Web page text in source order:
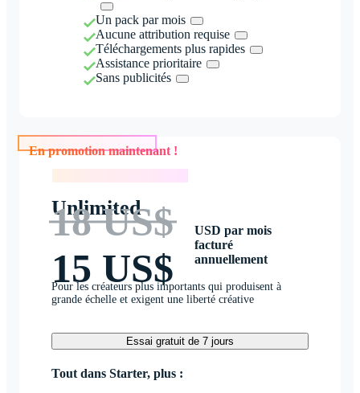
Un pack par mois
Aucune attribution requise
Téléchargements plus rapides
Assistance prioritaire
Sans publicités
En promotion maintenant !
Unlimited
18 US$
15 US$
USD par mois
facturé
annuellement
Pour les créateurs plus importants qui produisent à
grande échelle et exigent une liberté créative
Essai gratuit de 7 jours
Tout dans Starter, plus :